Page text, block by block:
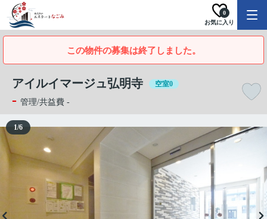
お気に入り
0
この物件の募集は終了しました。
アイルイマージュ弘明寺 空室0
- 管理/共益費 -
1/6